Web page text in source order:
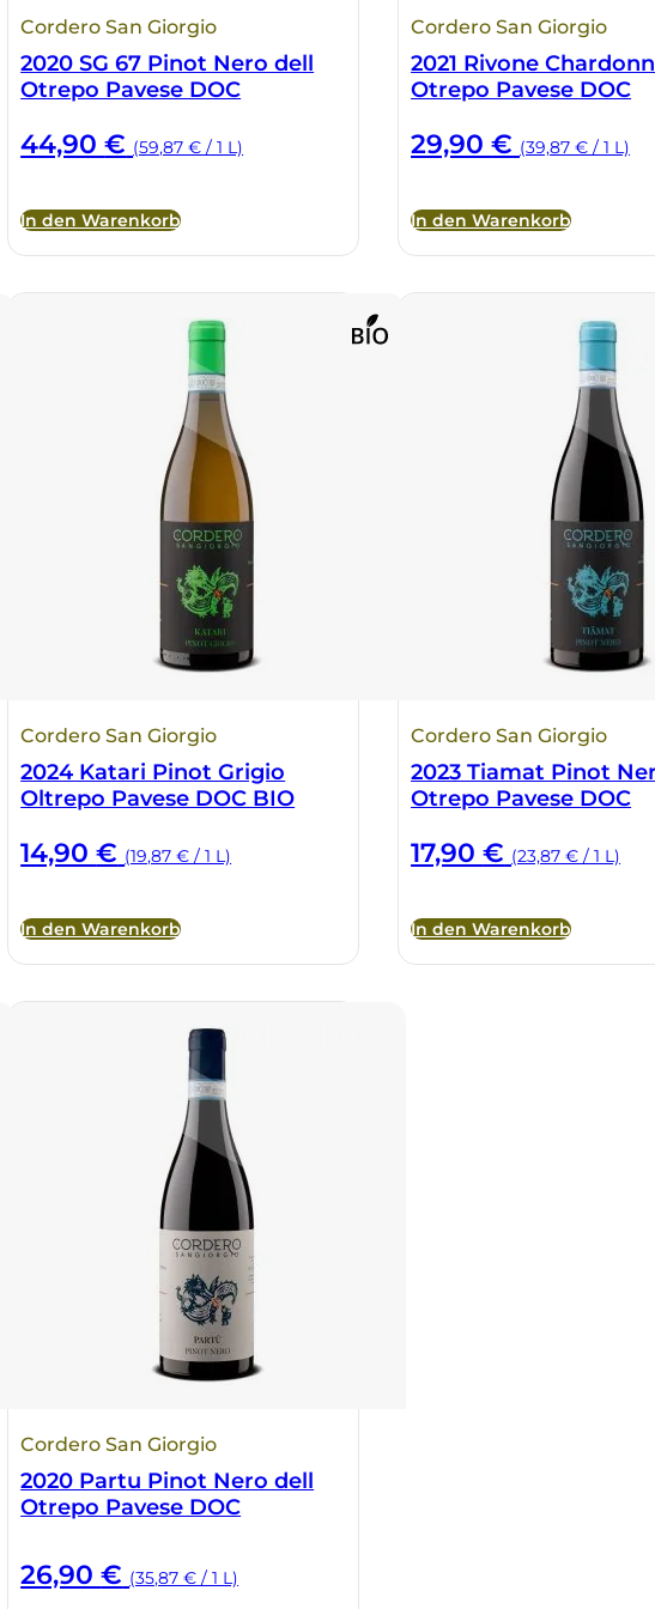
Cordero San Giorgio
2020 SG 67 Pinot Nero dell
Otrepo Pavese DOC
44,90€ (59,87 € / 1 L)
In den Warenkorb
Cordero San Giorgio
2021 Rivone
Otrepo Pavese DOC
29,90€ (39,87 € / 1 L)
In den Warenkorb
Cordero San Giorgio
2024 Katari Pinot Grigio
Oltrepo Pavese DOC BIO
14,90€ (19,87 € / 1 L)
In den Warenkorb
Cordero San Giorgio
2023 Tiamat Pinot
Otrepo Pavese DOC
17,90€ (23,87 € / 1 L)
In den Warenkorb
Cordero San Giorgio
2020 Partu Pinot Nero dell
Otrepo Pavese DOC
26,90€ (35,87 € / 1 L)